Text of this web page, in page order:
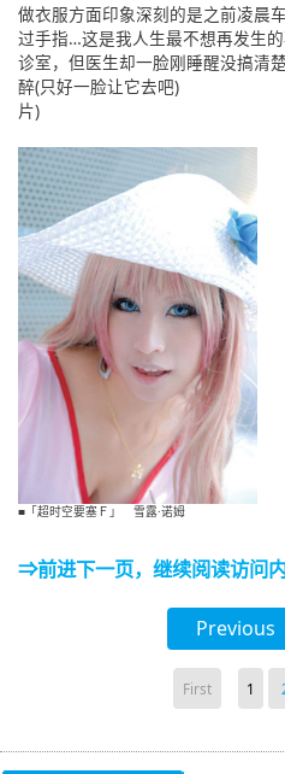
做衣服方面印象深刻的是之前凌晨
过手指…这是我人生最不想再发生
诊室，但医生却一脸刚睡醒没搞清
醉(只好一脸让它去吧)
片)
■「超时空要塞Ｆ」 雪露·诺姆
⇒前进下一页，继续阅读访问
Previous
First 1